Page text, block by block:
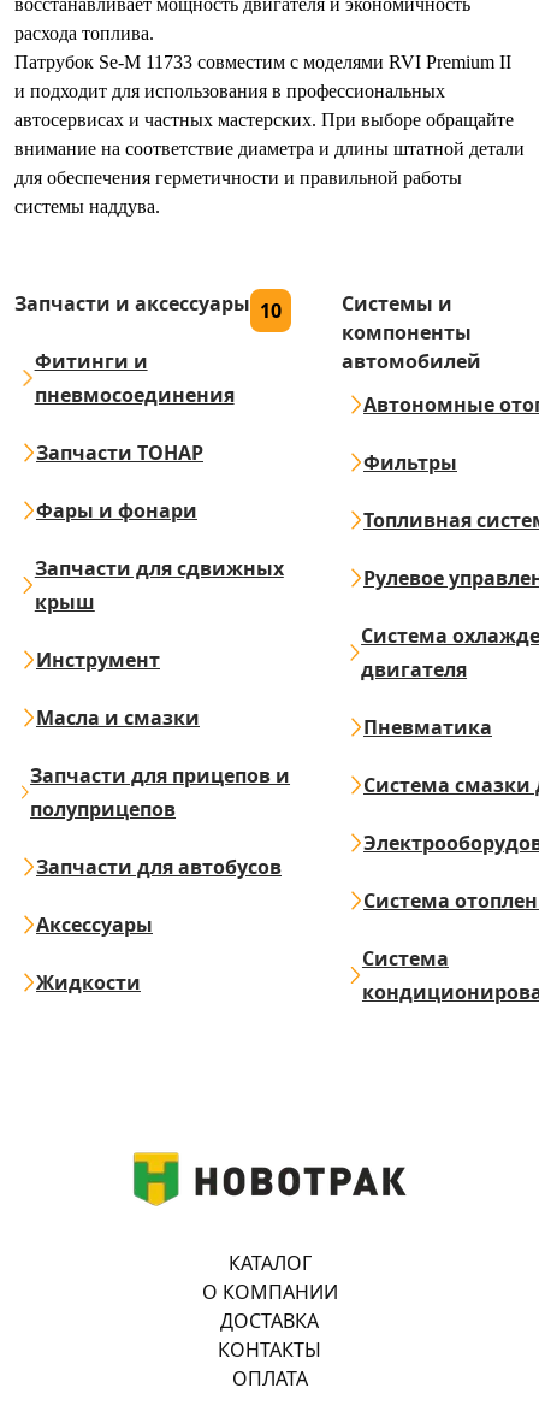
восстанавливает мощность двигателя и экономичность
расхода топлива.
Патрубок Se-M 11733 совместим с моделями RVI Premium II
и подходит для использования в профессиональных
автосервисах и частных мастерских. При выборе обращайте
внимание на соответствие диаметра и длины штатной детали
для обеспечения герметичности и правильной работы
системы наддува.
Запчасти и аксессуары 10
Фитинги и
пневмосоединения
Запчасти ТОНАР
Фары и фонари
Запчасти для сдвижных
крыш
Инструмент
Масла и смазки
Запчасти для прицепов и
полуприцепов
Запчасти для автобусов
Аксессуары
Жидкости
Системы и
компоненты
автомобилей
Автономные
Фильтры
Топливная
Рулевое
Система
двигателя
Пневматика
Система смазки
Система
Система
КАТАЛОГ
О КОМПАНИИ
ДОСТАВКА
КОНТАКТЫ
ОПЛАТА